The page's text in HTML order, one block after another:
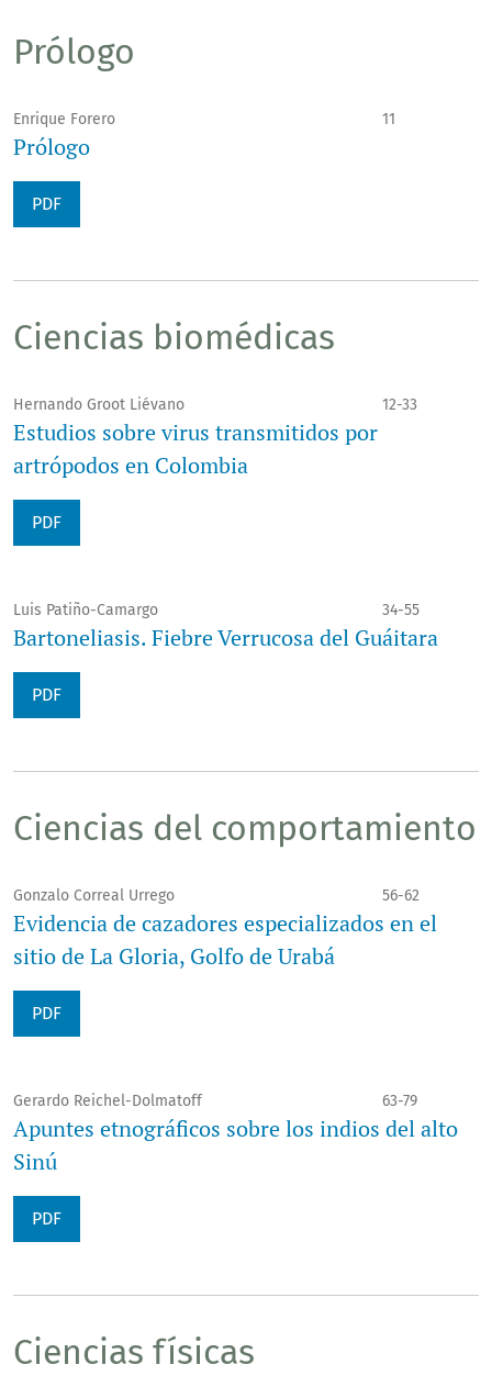
Prólogo
Enrique Forero 11
Prólogo
PDF
Ciencias biomédicas
Hernando Groot Liévano 12-33
Estudios sobre virus transmitidos por
artrópodos en Colombia
PDF
Luis Patiño-Camargo 34-55
Bartoneliasis. Fiebre Verrucosa del Guáitara
PDF
Ciencias del comportamiento
Gonzalo Correal Urrego 56-62
Evidencia de cazadores especializados en el
sitio de La Gloria, Golfo de Urabá
PDF
Gerardo Reichel-Dolmatoff 63-79
Apuntes etnográficos sobre los indios del alto
Sinú
PDF
Ciencias físicas